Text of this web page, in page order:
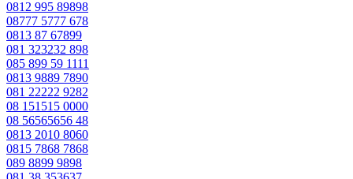
0812 995 89898
08777 5777 678
0813 87 67899
081 323232 898
085 899 59 1111
0813 9889 7890
081 22222 9282
08 151515 0000
08 56565656 48
0813 2010 8060
0815 7868 7868
089 8899 9898